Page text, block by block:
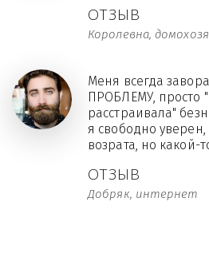
ОТЗЫВ
Королевна,
ОТЗЫВ
Добряк, интернет
Меня всегда
ПРОБЛЕМУ, просто
расстраивала"
я свободно
возрата, но какой-